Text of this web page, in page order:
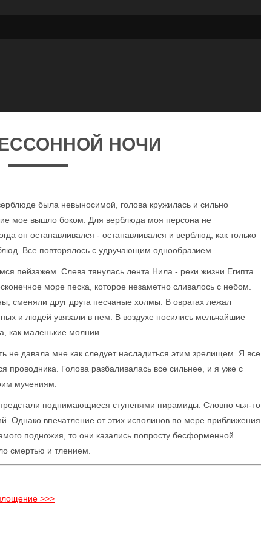
НОЧИ
была невыносимой, голова кружилась и сильно
мое вышло боком. Для верблюда моя персона не
он останавливался - останавливался и верблюд, как только
Все повторялось с удручающим однообразием.
пейзажем. Слева тянулась лента Нила - реки жизни Египта.
море песка, которое незаметно сливалось с небом.
сменяли друг друга песчаные холмы. В оврагах лежал
и людей увязали в нем. В воздухе носились мельчайшие
как маленькие молнии...
не давала мне как следует насладиться этим зрелищем. Я все
проводника. Голова разбаливалась все сильнее, и я уже с
мучениям.
поднимающиеся ступенями пирамиды. Словно чья-то
Однако впечатление от этих исполинов по мере приближения
подножия, то они казались попросту бесформенной
смертью и тлением.
>>>